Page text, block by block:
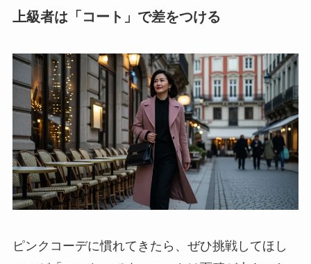
上級者は「コート」で差をつける
ピンクコーデに慣れてきたら、ぜひ挑戦してほし